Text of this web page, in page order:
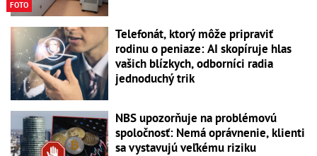
FOTO
Telefonát, ktorý môže pripraviť
rodinu o peniaze: AI skopíruje hlas
vašich blízkych, odborníci radia
jednoduchý trik
NBS upozorňuje na problémovú
spoločnosť: Nemá oprávnenie, klienti
sa vystavujú veľkému riziku